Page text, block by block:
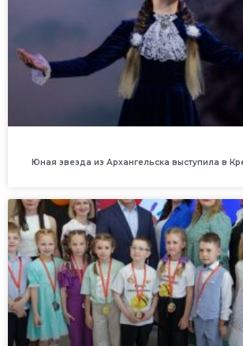
Юная звезда из Архангельска выступила в